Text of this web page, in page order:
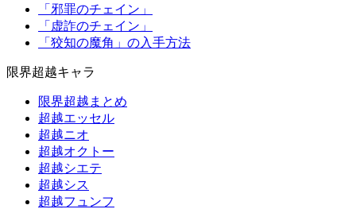
「邪罪のチェイン」
「虚詐のチェイン」
「狡知の魔角」の入手方法
限界超越キャラ
限界超越まとめ
超越エッセル
超越ニオ
超越オクトー
超越シエテ
超越シス
超越フュンフ